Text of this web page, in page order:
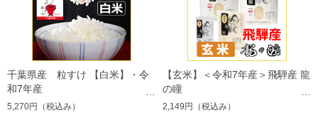
千葉県産 粒すけ 【白米】・令
和7年産
5,270円 （税込み）
【玄米】＜令和7年産＞飛騨産 龍
の瞳
2,149円 （税込み）